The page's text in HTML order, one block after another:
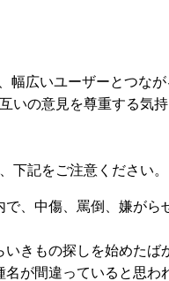
幅広いユーザーとつな
いの意見を尊重する気
下記をご注意ください。
、中傷、罵倒、嫌がら
きもの探しを始めたば
が間違っていると思わ